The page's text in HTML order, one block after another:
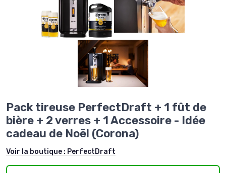
Pack tireuse PerfectDraft + 1 fût de
bière + 2 verres + 1 Accessoire - Idée
cadeau de Noël (Corona)
Voir la boutique : PerfectDraft